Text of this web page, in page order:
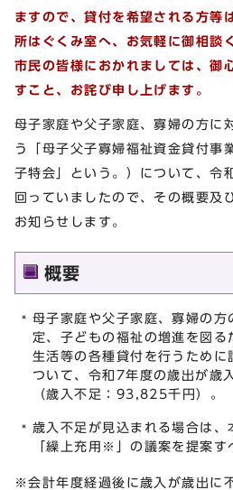
ますので、貸付を希望される方等
所はぐくみ室へ、お気軽に御相談
市民の皆様におかれましては、御
すこと、お詫び申し上げます。
母子家庭や父子家庭、寡婦の方に
う「母子父子寡婦福祉資金貸付事
子特会」という。）について、令
回っていましたので、その概要及
お知らせします。
概要
母子家庭や父子家庭、寡婦の方
定、子どもの福祉の増進を図る
生活等の各種貸付を行うために
ついて、令和7年度の歳出が歳
（歳入不足：93,825千円）。
歳入不足が見込まれる場合は
「繰上充用 ※ 」の議案を提案す
※会計年度経過後に歳入が歳出に